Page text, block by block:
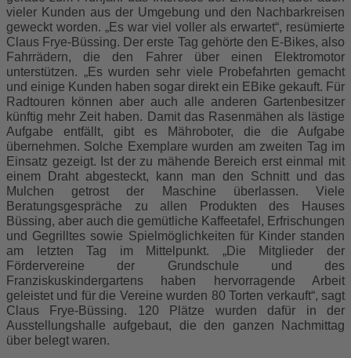
vieler Kunden aus der Umgebung und den Nachbarkreisen
geweckt worden. „Es war viel voller als erwartet“, resümierte
Claus Frye-Büssing. Der erste Tag gehörte den E-Bikes, also
Fahrrädern, die den Fahrer über einen Elektromotor
unterstützen. „Es wurden sehr viele Probefahrten gemacht
und einige Kunden haben sogar direkt ein EBike gekauft. Für
Radtouren können aber auch alle anderen Gartenbesitzer
künftig mehr Zeit haben. Damit das Rasenmähen als lästige
Aufgabe entfällt, gibt es Mähroboter, die die Aufgabe
übernehmen. Solche Exemplare wurden am zweiten Tag im
Einsatz gezeigt. Ist der zu mähende Bereich erst einmal mit
einem Draht abgesteckt, kann man den Schnitt und das
Mulchen getrost der Maschine überlassen. Viele
Beratungsgespräche zu allen Produkten des Hauses
Büssing, aber auch die gemütliche Kaffeetafel, Erfrischungen
und Gegrilltes sowie Spielmöglichkeiten für Kinder standen
am letzten Tag im Mittelpunkt. „Die Mitglieder der
Fördervereine der Grundschule und des
Franziskuskindergartens haben hervorragende Arbeit
geleistet und für die Vereine wurden 80 Torten verkauft“, sagt
Claus Frye-Büssing. 120 Plätze wurden dafür in der
Ausstellungshalle aufgebaut, die den ganzen Nachmittag
über belegt waren.